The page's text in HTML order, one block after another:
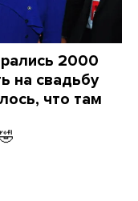
2000
на свадьбу
что там